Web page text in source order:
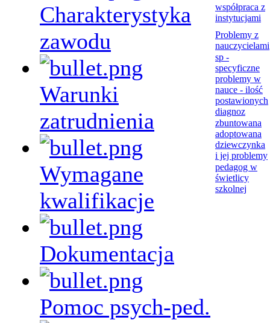
Charakterystyka
zawodu
Warunki
zatrudnienia
Wymagane
kwalifikacje
Dokumentacja
Pomoc psych-ped.
współpraca z
instytucjami
Problemy z
nauczycielami
sp -
specyficzne
problemy w
nauce - ilość
postawionych
diagnoz
zbuntowana
adoptowana
dziewczynka
i jej problemy
pedagog w
świetlicy
szkolnej